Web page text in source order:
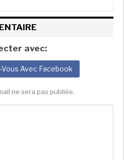
avec:
Avec Facebook
ne sera pas publiée.